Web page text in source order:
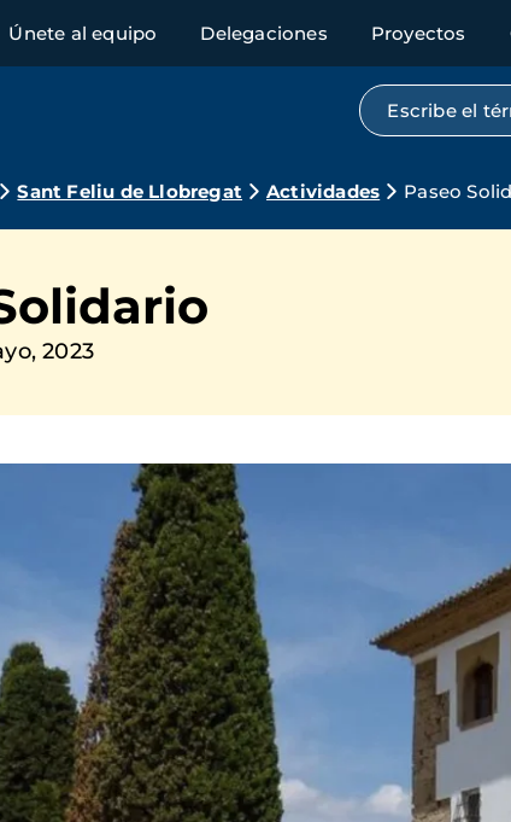
Únete al equipo Delegaciones Proyectos
Búsqueda
Sant Feliu de Llobregat Actividades Paseo
2023